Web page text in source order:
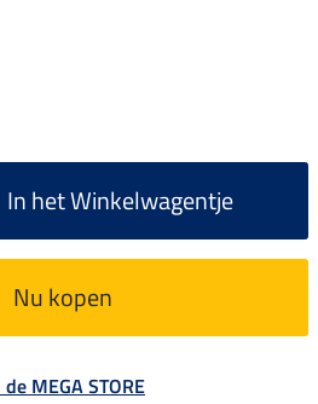
In het Winkelwagentje
Nu kopen
MEGA STORE